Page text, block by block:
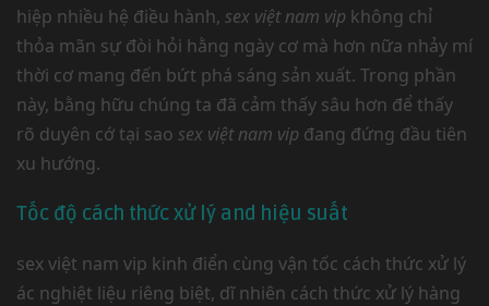
hiệp nhiều hệ điều hành, sex việt nam vip không chỉ
thỏa mãn sự đòi hỏi hằng ngày cơ mà hơn nữa nhảy mí
thời cơ mang đến bứt phá sáng sản xuất. Trong phần
này, bằng hữu chúng ta đã cảm thấy sâu hơn để thấy
rõ duyên cớ tại sao sex việt nam vip đang đứng đầu tiên
xu hướng.
Tốc độ cách thức xử lý and hiệu suất
sex việt nam vip kinh điển cùng vận tốc cách thức xử lý
ác nghiệt liệu riêng biệt, dĩ nhiên cách thức xử lý hàng